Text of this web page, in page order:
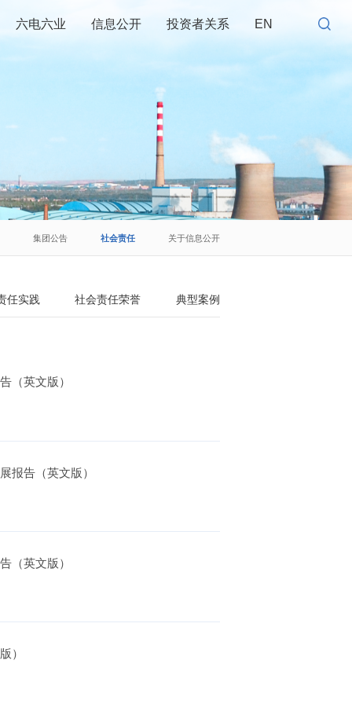
六电六业 信息公开 投资者关系 EN
集团公告 社会责任 关于信息公开
任实践 社会责任荣誉 典型案例
（英文版）
报告（英文版）
（英文版）
）